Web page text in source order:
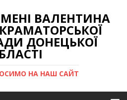
ВАЛЕНТИНА
ДОНЕЦЬКОЇ
НА НАШ САЙТ